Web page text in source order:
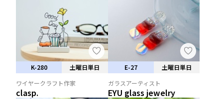
K-280
土曜日単日
ワイヤークラフト作家
clasp.
E-27
土曜日単日
ガラスアーティスト
EYU glass jewelry